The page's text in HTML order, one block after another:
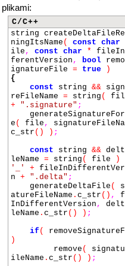
ig_file
atureFor.get(),
le.get(),
LEN ,
TH,RS_BLAKE2_SIG_MAGIC
stats);
#endif
#else
rs_result result
ig_file(
atureFor.get () ,
le
get(),
& stats
;
#endif
if(RS_DONE !=
{
throw
( "Error during
of signature! " +string
s_strerror(result ) ) )
}
}
shared_ptr <
plikami:
C/C++
string
ningItsName ( const char
ile , const char *
ferentVersion , bool
ignatureFile = true
)
{
const string &&
reFileName = string (
+
".signature" ;
e ( file ,
c_str () ) ;
const string &&
leName = string ( file )
'_'
+
n + ".delta" ;
generateDeltaFile (
atureFileName . c_str () ,
InDifferentVersion ,
leName . c_str () ) ;
if(
)
remove (
ileName . c_str () ) ;